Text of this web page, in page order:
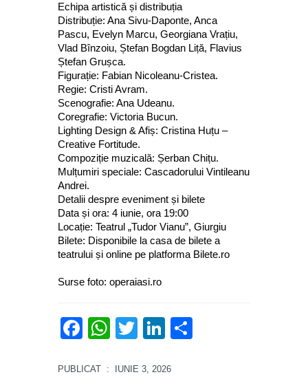
Echipa artistică și distribuția
Distribuție: Ana Sivu-Daponte, Anca
Pascu, Evelyn Marcu, Georgiana Vrațiu,
Vlad Bînzoiu, Ștefan Bogdan Liță, Flavius
Ștefan Grușca.
Figurație: Fabian Nicoleanu-Cristea.
Regie: Cristi Avram.
Scenografie: Ana Udeanu.
Coregrafie: Victoria Bucun.
Lighting Design & Afiș: Cristina Huțu –
Creative Fortitude.
Compoziție muzicală: Șerban Chițu.
Mulțumiri speciale: Cascadorului Vintileanu
Andrei.
Detalii despre eveniment și bilete
Data și ora: 4 iunie, ora 19:00
Locație: Teatrul „Tudor Vianu”, Giurgiu
Bilete: Disponibile la casa de bilete a
teatrului și online pe platforma Bilete.ro
Surse foto: operaiasi.ro
Facebook
WhatsApp
TwitterLinkedIn
PUBLICAT : IUNIE 3, 2026